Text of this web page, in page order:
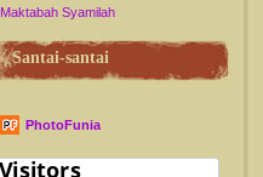
Maktabah Syamilah
Santai-santai
PhotoFunia